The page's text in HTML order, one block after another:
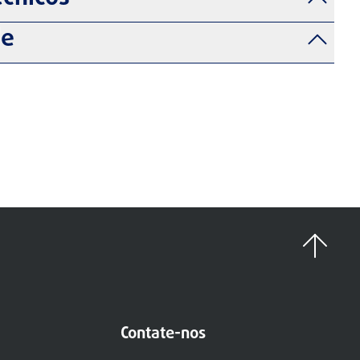
Contate-nos